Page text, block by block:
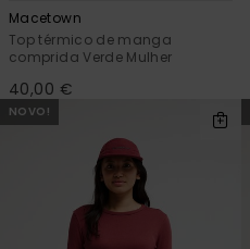
Macetown
Top térmico de manga
comprida Verde Mulher
40,00 €
NOVO!